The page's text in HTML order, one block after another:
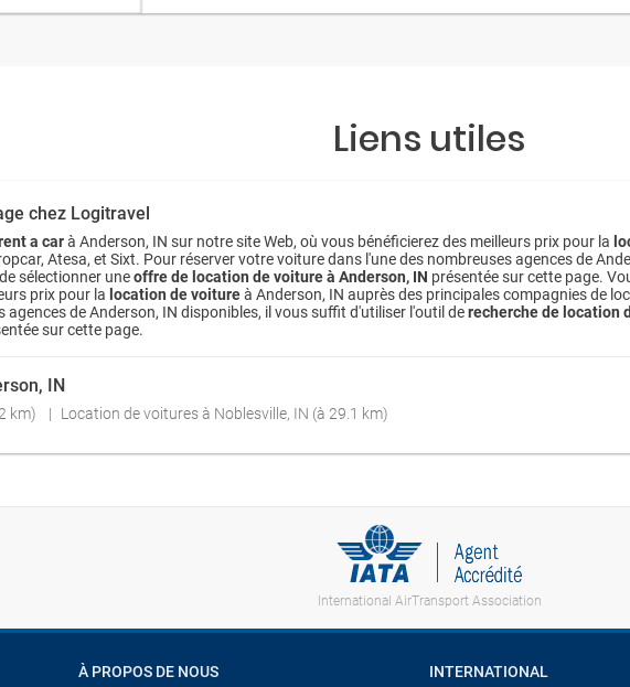
Liens utiles
chez Logitravel
a carà Anderson, IN sur notre site Web, où vous bénéficierez des meilleurs prix pour la
Atesa, et Sixt. Pour réserver votre voiture dans l'une des nombreuses agences de
sélectionner uneoffre de location de voiture à Anderson, IN présentée sur cette page.
prix pour la location de voitureà Anderson, IN auprès des principales compagnies de
de Anderson, IN disponibles, il vous suffit d'utiliser l'outil derecherche de location
sur cette page.
IN
km) Location de voitures à Noblesville, IN (à 29.1 km)
International AirTransport Association
À PROPOS DE NOUS INTERNATIONAL